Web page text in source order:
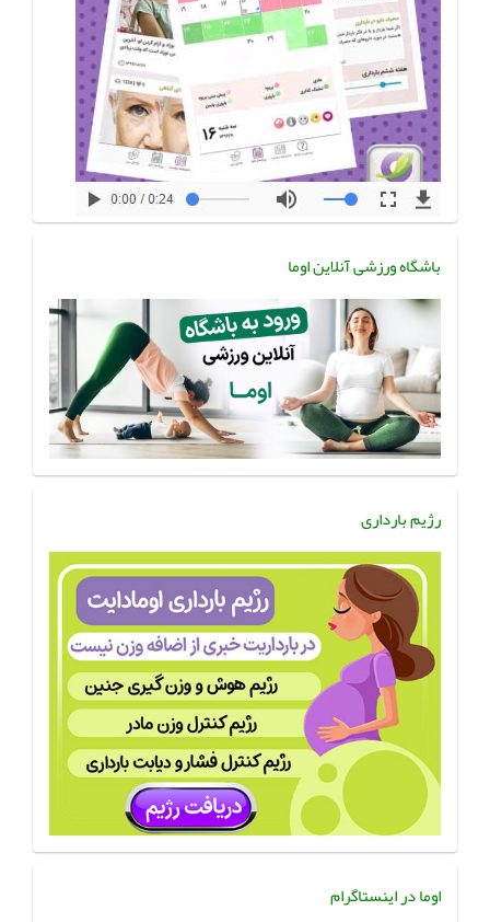
باشگاه ورزشی آنلاین اوما
رژیم بارداری
اوما در اینستاگرام